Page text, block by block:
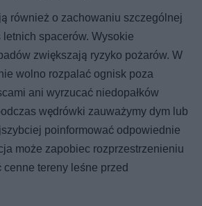
również o zachowaniu szczególnej
spacerów. Wysokie
zwiększają ryzyko pożarów. W
wolno rozpalać ognisk poza
ani wyrzucać niedopałków
wędrówki zauważymy dym lub
poinformować odpowiednie
może zapobiec rozprzestrzenieniu
tereny leśne przed